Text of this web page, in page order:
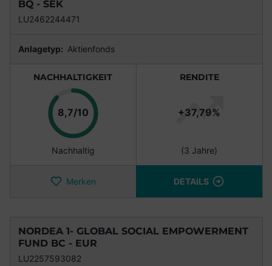
BQ - SEK
LU2462244471
Anlagetyp: Aktienfonds
NACHHALTIGKEIT
8,7/10Punkte
Nachhaltig
RENDITE
+37,79%
(3 Jahre)
Merken DETAILS
NORDEA 1- GLOBAL SOCIAL EMPOWERMENT
FUND BC - EUR
LU2257593082